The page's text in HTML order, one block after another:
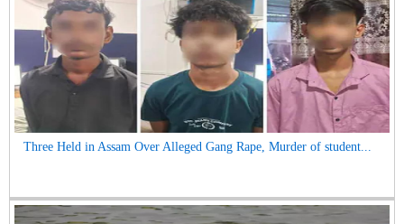
Three Held in Assam Over Alleged Gang Rape, Murder of student...